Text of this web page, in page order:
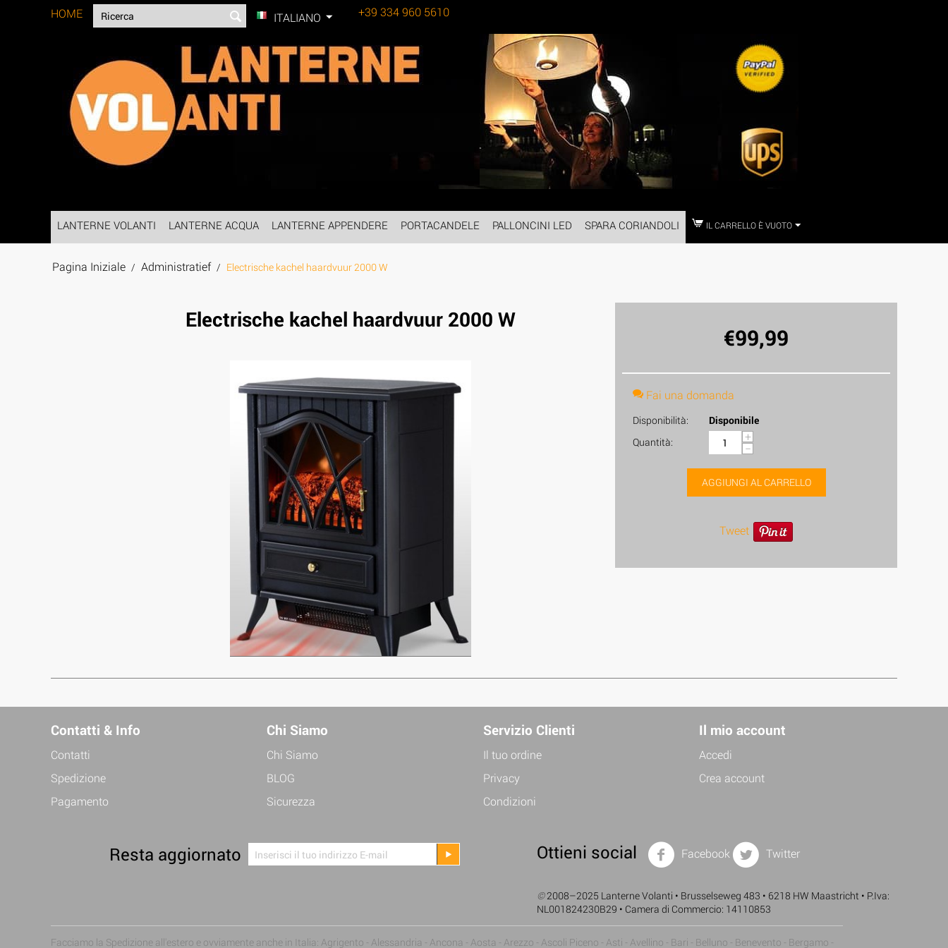
HOME ITALIANO +39 334 960 5610
LANTERNE VOLANTI LANTERNE ACQUA LANTERNE APPENDERE PORTACANDELE PALLONCINI LED SPARA CORIANDOLI IL CARRELLO È VUOTO
Pagina Iniziale / Administratief / Electrische kachel haardvuur 2000 W
Electrische kachel haardvuur 2000 W
€99,99
Fai una domanda
Disponibilità:
Disponibile
Quantità:
+
−
AGGIUNGI AL CARRELLO
Tweet
Contatti & Info
Contatti
Spedizione
Pagamento
Chi Siamo
Chi Siamo
BLOG
Sicurezza
Servizio Clienti
Il tuo ordine
Privacy
Condizioni
Il mio account
Accedi
Crea account
Resta aggiornato Ottieni social Facebook Twitter
©2008–2025 Lanterne Volanti • Brusselseweg 483 • 6218 HW Maastricht • P.Iva:
NL001824230B29 • Camera di Commercio: 14110853
Facciamo la Spedizione all'estero e ovviamente anche in Italia: Agrigento - Alessandria - Ancona - Aosta - Arezzo - Ascoli Piceno - Asti - Avellino - Bari - Belluno - Benevento - Bergamo -